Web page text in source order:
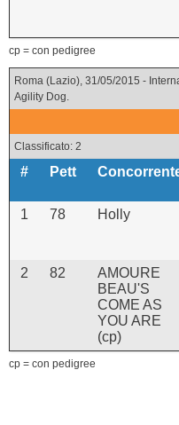
cp = con pedigree
Roma (Lazio), 31/05/2015 -
Agility Dog.
Classificato: 2
# Pett
1 78 Holly
2 82
AMOURE
BEAU'S
COME AS
YOU ARE
(cp)
cp = con pedigree